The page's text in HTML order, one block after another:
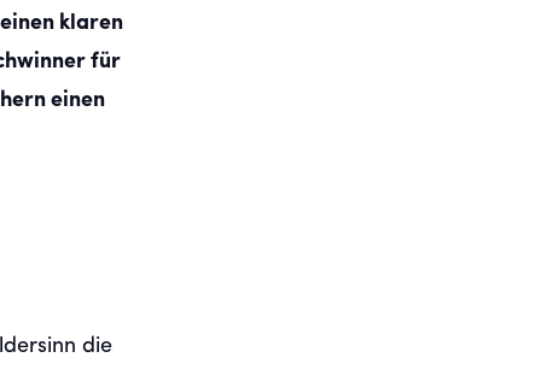
klaren
für
einen
die